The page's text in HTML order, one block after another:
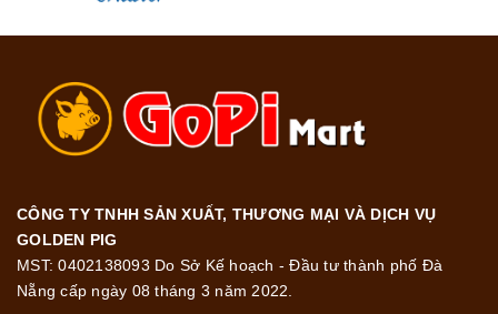
CÔNG TY TNHH SẢN XUẤT, THƯƠNG MẠI VÀ DỊCH VỤ
GOLDEN PIG
MST: 0402138093 Do Sở Kế hoạch - Đầu tư thành phố Đà
Nẵng cấp ngày 08 tháng 3 năm 2022.